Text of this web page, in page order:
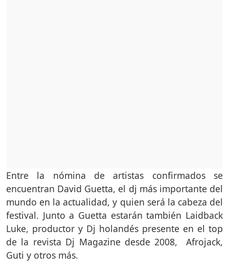
Entre la nómina de artistas confirmados se
encuentran David Guetta, el dj más importante del
mundo en la actualidad, y quien será la cabeza del
festival. Junto a Guetta estarán también Laidback
Luke, productor y Dj holandés presente en el top
de la revista Dj Magazine desde 2008, Afrojack,
Guti y otros más.